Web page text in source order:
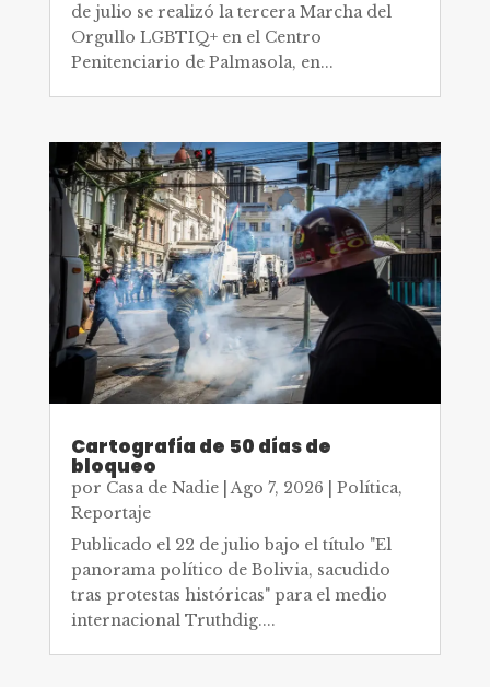
de julio se realizó la tercera Marcha del
Orgullo LGBTIQ+ en el Centro
Penitenciario de Palmasola, en...
Cartografía de 50 días de
bloqueo
por Casa de Nadie|Ago 7, 2026 Política,
Reportaje
Publicado el 22 de julio bajo el título "El
panorama político de Bolivia, sacudido
tras protestas históricas" para el medio
internacional Truthdig....